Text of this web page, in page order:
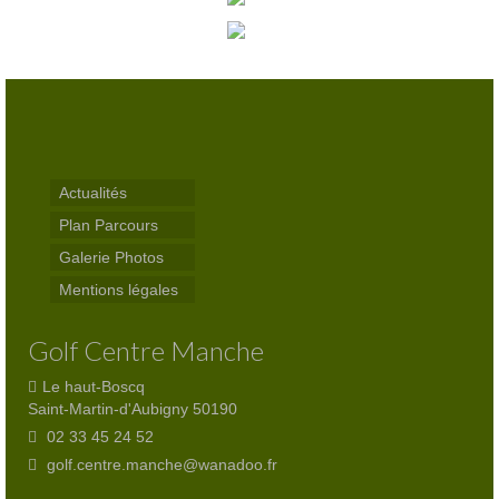
Hébergement
Abonnements
Enseignement
Compétitions
Compétitions 2026
Actualités
Plan Parcours
Galerie Photos
Mentions légales
Golf Centre Manche
Le haut-Boscq
Saint-Martin-d'Aubigny 50190
02 33 45 24 52
golf.centre.manche@wanadoo.fr